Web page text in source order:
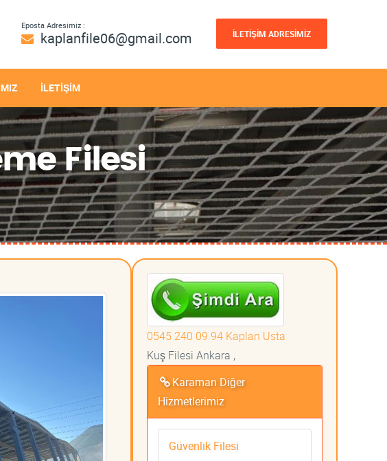
Eposta Adresimiz :
kaplanfile06@gmail.com İLETİŞİM ADRESİMİZ
İLETİŞİM
Filesi
0545 240 09 94 Kaplan Usta
Kuş Filesi Ankara ,
Karaman Diğer
Hizmetlerimiz
Güvenlik Filesi